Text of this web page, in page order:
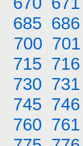
685 686
700 701
715 716
730 731
745 746
760 761